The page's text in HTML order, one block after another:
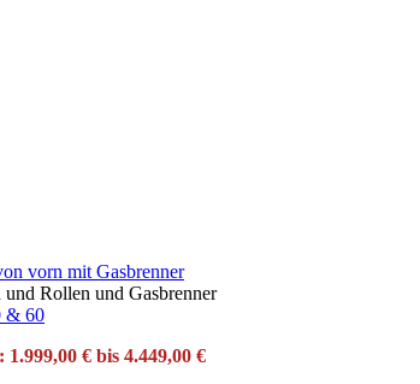
& 60
1.999,00 € bis 4.449,00 €